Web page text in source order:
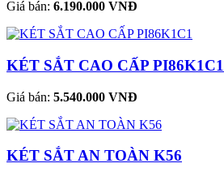
Giá bán: 6.190.000 VNĐ
KÉT SẮT CAO CẤP PI86K1C1
Giá bán: 5.540.000 VNĐ
KÉT SẮT AN TOÀN K56